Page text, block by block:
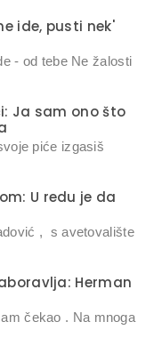
ide, pusti nek'
- od tebe Ne žalosti
Ja sam ono što
piće izgasiš
U redu je da
, s avetovalište
Herman
čekao . Na mnoga